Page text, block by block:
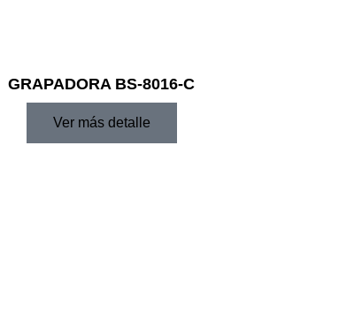
GRAPADORA BS-8016-C
Ver más detalle